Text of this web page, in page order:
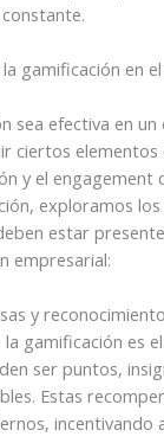
gamificación en
sea efectiva en
ciertos elementos
y el engagement
exploramos
estar
empresarial:
y
gamificación es
ser puntos,
Estas
incentivando